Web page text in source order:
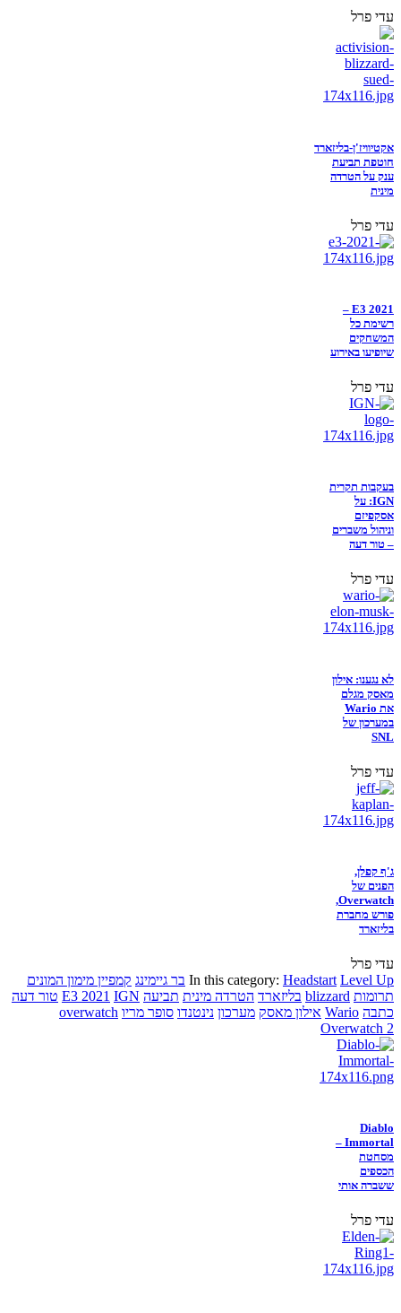
עדי פרל
אקטיוויז'ן-בליזארד
חוטפת תביעת
ענק על הטרדה
מינית
עדי פרל
E3 2021 –
רשימת כל
המשחקים
שיופיעו באירוע
עדי פרל
בעקבות תקרית
IGN: על
אסקפיזם
וניהול משברים
– טור דעה
עדי פרל
לא נגענו: אילון
מאסק מגלם
את Wario
במערכון של
SNL
עדי פרל
ג'ף קפלן,
הפנים של
Overwatch,
פורש מחברת
בליזארד
עדי פרל
In this category: Headstart Level Up בר גיימינג קמפיין מימון המונים
תרומות blizzard בליזארד הטרדה מינית תביעה E3 2021 IGN
טור דעה
כתבה Wario אילון מאסק מערכון נינטנדו סופר מריו overwatch
Overwatch 2
Diablo
Immortal –
מסחטת
הכספים
ששברה אותי
עדי פרל